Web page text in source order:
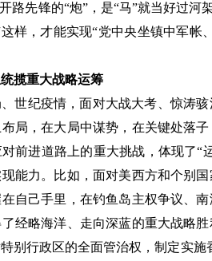
路先锋的“炮”，是“马”就当好过河
样，才能实现“党中央坐镇中军帐
揽重大战略运筹
世纪疫情，面对大战大考、惊涛
局，在大局中谋势，在关键处落
前进道路上的重大挑战，体现了“
能力。比如，面对美西方和个别
自己手里，在钓鱼岛主权争议、
经略海洋、走向深蓝的重大战略
别行政区的全面管治权，制定实